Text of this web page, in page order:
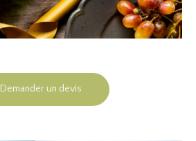
Demander un devis